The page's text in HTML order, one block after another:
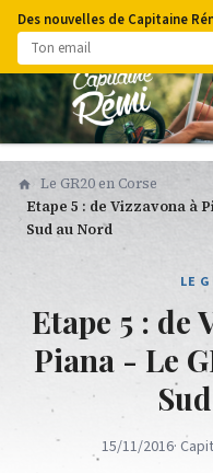
Des nouvelles de Capitaine
Le GR20 en Corse
Etape 5 : de Vizzavona à
Sud au Nord
LE
Etape 5 : de
Piana - Le
15/11/2016·